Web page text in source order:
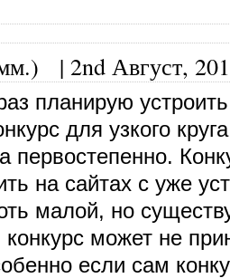
| 2nd Август,
планирую устроить
для узкого
первостепенно.
на сайтах с уже
малой, но
может не
если сам